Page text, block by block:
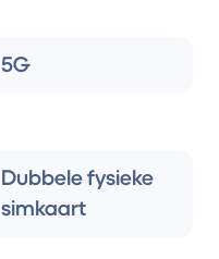
5G
Dubbele fysieke
simkaart